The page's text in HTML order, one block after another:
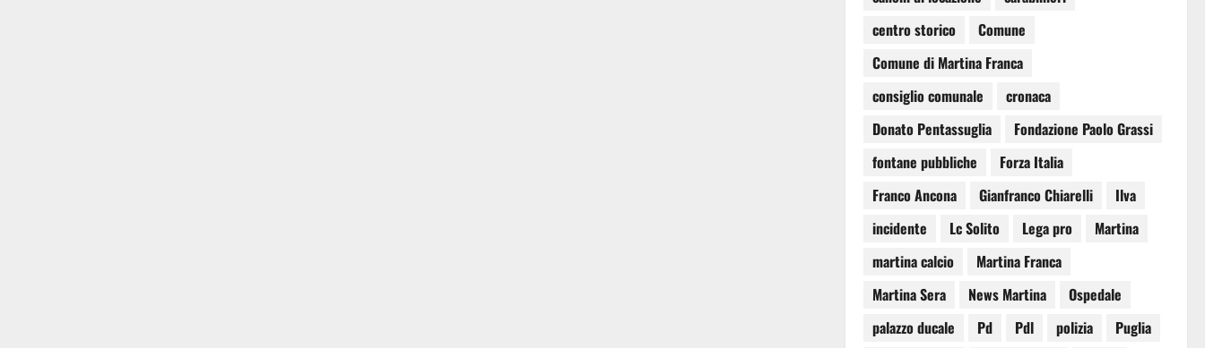
centro storico
Comune
Comune di Martina Franca
consiglio comunale
cronaca
Donato Pentassuglia
Fondazione Paolo Grassi
fontane pubbliche
Forza Italia
Franco Ancona
Gianfranco Chiarelli
Ilva
incidente
Lc Solito Lega pro
Martina
martina calcio
Martina Franca
Martina Sera
News Martina
Ospedale
palazzo ducale
Pd Pdl polizia
Puglia